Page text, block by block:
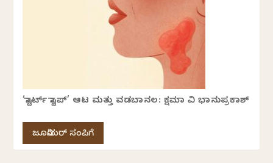
‘ಸ್ಟಾರ್ಟ್ ಸ್ಟಾಪ್’ ಆಟ ಮತ್ತು ವಡಬಾನಲ: ಕ್ಷಮಾ ವಿ ಭಾನುಪ್ರಕಾಶ್
ಜೂನಿಯರ್ ಸಂಪಿಗೆ